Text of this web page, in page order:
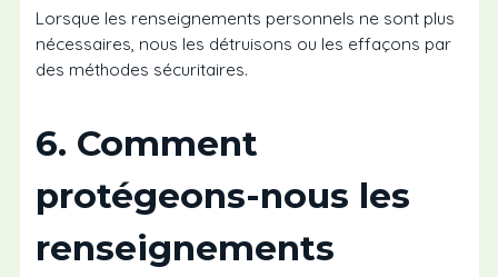
Lorsque les renseignements personnels ne sont plus
nécessaires, nous les détruisons ou les effaçons par
des méthodes sécuritaires.
6. Comment
protégeons-nous les
renseignements